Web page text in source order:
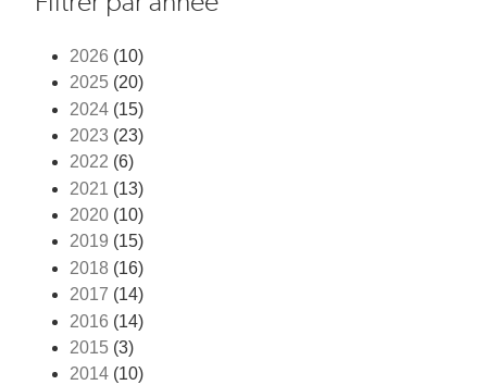
2026 (10)
2025 (20)
2024 (15)
2023 (23)
2022 (6)
2021 (13)
2020 (10)
2019 (15)
2018 (16)
2017 (14)
2016 (14)
2015 (3)
2014 (10)